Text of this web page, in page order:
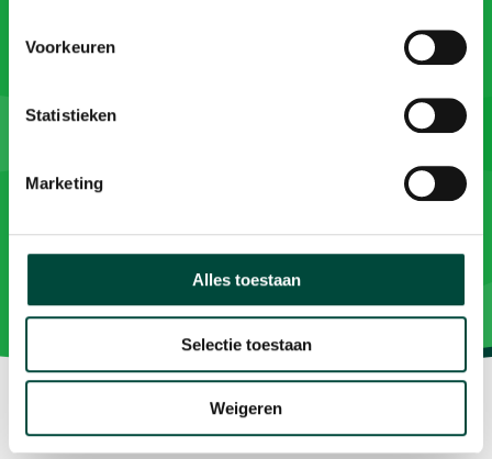
Voorkeuren
Statistieken
Marketing
Alles toestaan
Selectie toestaan
Weigeren
Wil je meer informatie?
We vertellen je graag meer over onze aanpak en
oplossingen. Neem contact met ons op via
Neem contact op